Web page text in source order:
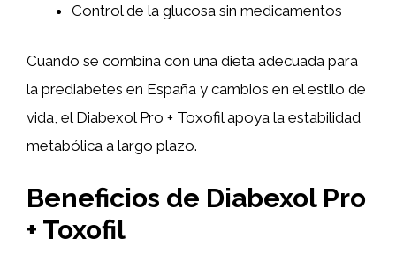
Control de la glucosa sin medicamentos
Cuando se combina con una dieta adecuada para
la prediabetes en España y cambios en el estilo de
vida, el Diabexol Pro + Toxofil apoya la estabilidad
metabólica a largo plazo.
Beneficios de Diabexol Pro
+ Toxofil